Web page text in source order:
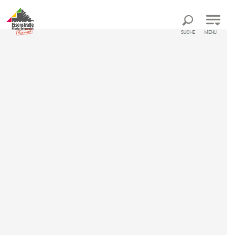
Direkt zur Volltextsuche
Direkt zum Inhalt
SUCHE MENÜ